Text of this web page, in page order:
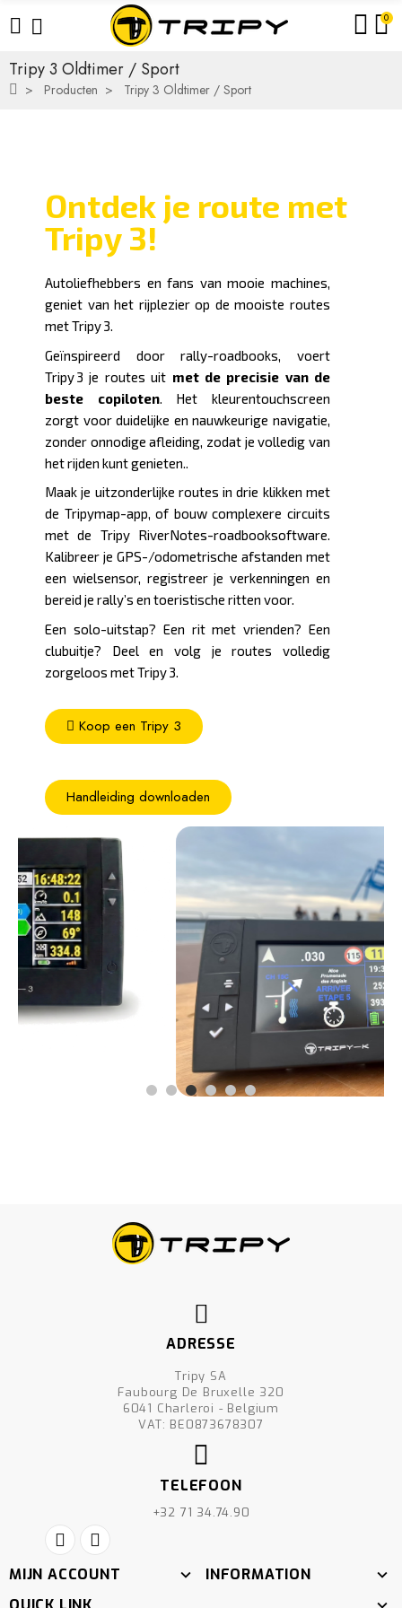
0
Tripy 3 Oldtimer / Sport
Producten Tripy 3 Oldtimer / Sport
Ontdek je route met
Tripy 3!
Autoliefhebbers en fans van mooie machines,
geniet van het rijplezier op de mooiste routes
met Tripy 3.
Geïnspireerd door rally-roadbooks, voert
Tripy 3 je routes uit met de precisie van de
beste copiloten. Het kleurentouchscreen
zorgt voor duidelijke en nauwkeurige navigatie,
zonder onnodige afleiding, zodat je volledig van
het rijden kunt genieten..
Maak je uitzonderlijke routes in drie klikken met
de Tripymap-app, of bouw complexere circuits
met de Tripy RiverNotes-roadbooksoftware.
Kalibreer je GPS-/odometrische afstanden met
een wielsensor, registreer je verkenningen en
bereid je rally’s en toeristische ritten voor.
Een solo-uitstap? Een rit met vrienden? Een
clubuitje? Deel en volg je routes volledig
zorgeloos met Tripy 3.
Koop een Tripy 3
Handleiding downloaden
ADRESSE
Tripy SA
Faubourg De Bruxelle 320
6041 Charleroi - Belgium
VAT: BE0873678307
TELEFOON
+32 71 34.74.90
MIJN ACCOUNT
INFORMATION